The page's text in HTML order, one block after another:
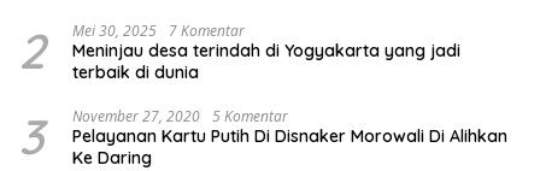
2 Mei 30, 2025 7 Komentar
Meninjau desa terindah di Yogyakarta yang jadi
terbaik di dunia
3 November 27, 2020 5 Komentar
Pelayanan Kartu Putih Di Disnaker Morowali Di Alihkan
Ke Daring